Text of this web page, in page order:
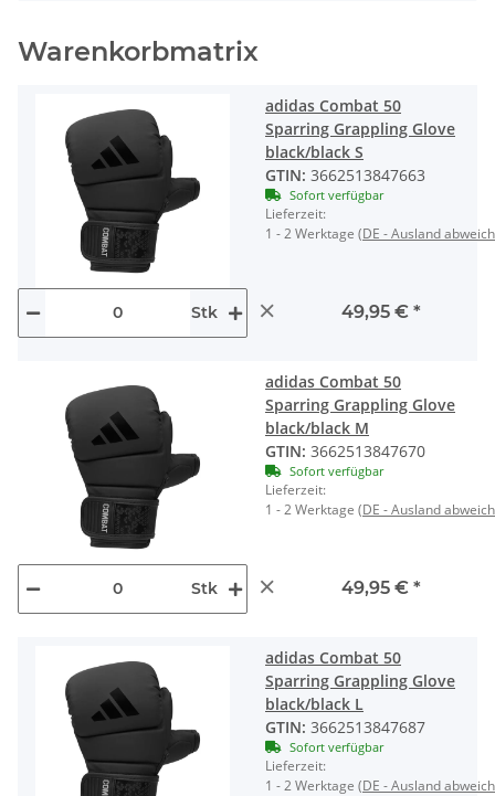
Warenkorbmatrix
adidas Combat 50
Sparring Grappling Glove
black/black S
GTIN: 3662513847663
Sofort verfügbar
Lieferzeit:
1 - 2 Werktage (DE - Ausland
Stk × 49,95 €*
adidas Combat 50
Sparring Grappling Glove
black/black M
GTIN: 3662513847670
Sofort verfügbar
Lieferzeit:
1 - 2 Werktage (DE - Ausland
Stk × 49,95 €*
adidas Combat 50
Sparring Grappling Glove
black/black L
GTIN: 3662513847687
Sofort verfügbar
Lieferzeit:
1 - 2 Werktage (DE - Ausland